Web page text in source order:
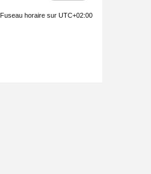
Fuseau horaire sur UTC+02:00